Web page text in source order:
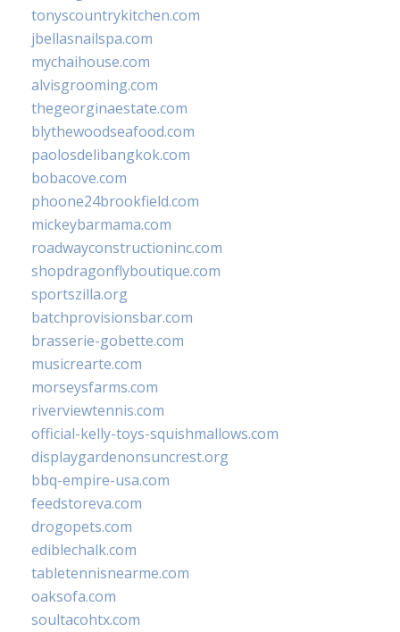
tonyscountrykitchen.com
jbellasnailspa.com
mychaihouse.com
alvisgrooming.com
thegeorginaestate.com
blythewoodseafood.com
paolosdelibangkok.com
bobacove.com
phoone24brookfield.com
mickeybarmama.com
roadwayconstructioninc.com
shopdragonflyboutique.com
sportszilla.org
batchprovisionsbar.com
brasserie-gobette.com
musicrearte.com
morseysfarms.com
riverviewtennis.com
official-kelly-toys-squishmallows.com
displaygardenonsuncrest.org
bbq-empire-usa.com
feedstoreva.com
drogopets.com
ediblechalk.com
tabletennisnearme.com
oaksofa.com
soultacohtx.com